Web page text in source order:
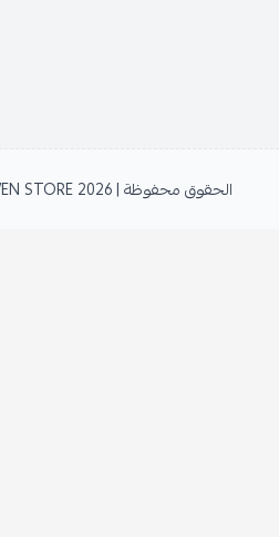
الحقوق محفوظة | 2026 STORE